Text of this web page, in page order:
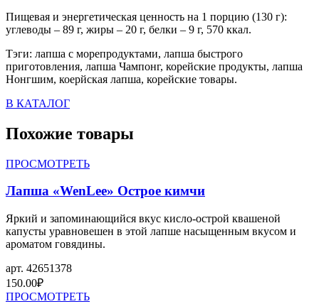
Пищевая и энергетическая ценность на 1 порцию (130 г):
углеводы – 89 г, жиры – 20 г, белки – 9 г, 570 ккал.
Тэги: лапша с морепродуктами, лапша быстрого
приготовления, лапша Чампонг, корейские продукты, лапша
Нонгшим, коерйская лапша, корейские товары.
В КАТАЛОГ
Похожие товары
ПРОСМОТРЕТЬ
Лапша «WenLee» Острое кимчи
Яркий и запоминающийся вкус кисло-острой квашеной
капусты уравновешен в этой лапше насыщенным вкусом и
ароматом говядины.
арт. 42651378
150.00₽
ПРОСМОТРЕТЬ